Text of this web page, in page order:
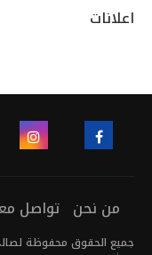
اعلانات
من نحن تواصل
جميع الحقوق محفوظة